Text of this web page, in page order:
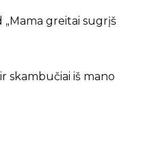
„Mama greitai sugrįš
skambučiai iš mano